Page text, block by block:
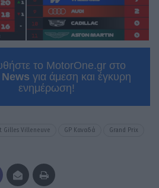
το MotorOne.gr στο
για άμεση και έγκυρη
ενημέρωση!
Gilles Villeneuve GP Καναδά Grand Prix